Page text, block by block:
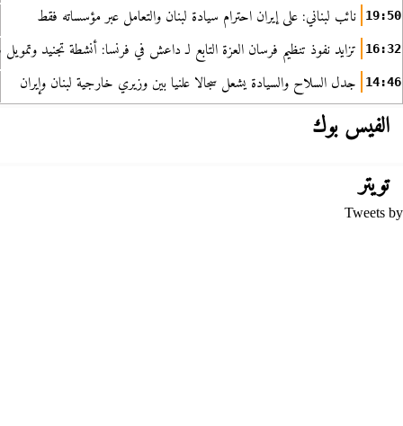
19:50 نائب لبناني: على إيران احترام سيادة لبنان والتعامل عبر مؤسساته فقط
16:32 تزايد نفوذ تنظيم فرسان العزة التابع لـ داعش في فرنسا: أنشطة تجنيد
14:46 جدل السلاح والسيادة يشعل سجالا علنيا بين وزيري خارجية لبنان وإيران
الفيس بوك
تويتر
Tweets by